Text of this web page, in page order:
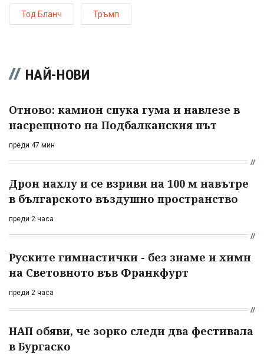
Тод Бланч Тръмп
НАЙ-НОВИ
Отново: камион спука гума и навлезе в
насрещното на Подбалканския път
преди 47 мин
Дрон нахлу и се взриви на 100 м навътре
в българското въздушно пространство
преди 2 часа
Руските гимнастички - без знаме и химн
на Световното във Франкфурт
преди 2 часа
НАП обяви, че зорко следи два фестивала
в Бургаско